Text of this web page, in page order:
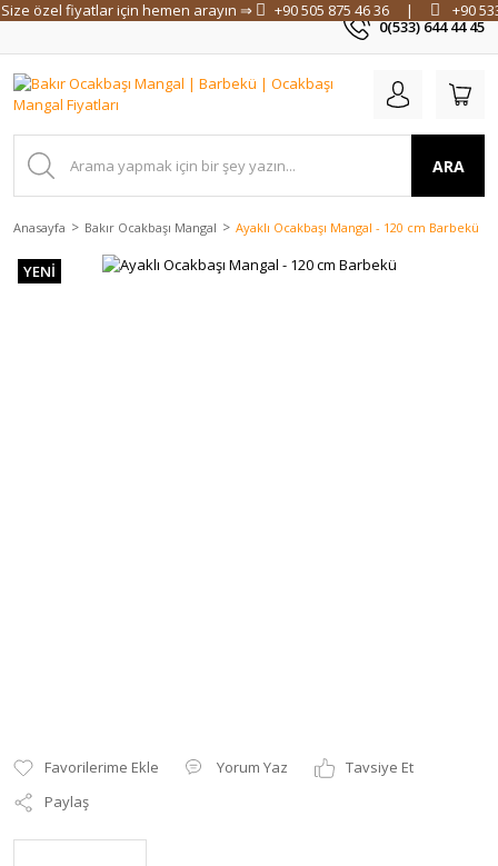
0(533) 644 44 45
ARA
Anasayfa Bakır Ocakbaşı Mangal Ayaklı Ocakbaşı Mangal - 120 cm Barbekü
YENİ
Yorum Yaz
Tavsiye Et
Paylaş
Size özel fiyatlar için hemen arayın ⇒ +90 505 875 46 36 | +90